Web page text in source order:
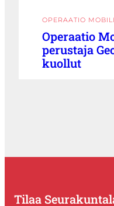
OPERAATIO
Operaatio
perustaja
kuollut
Tilaa